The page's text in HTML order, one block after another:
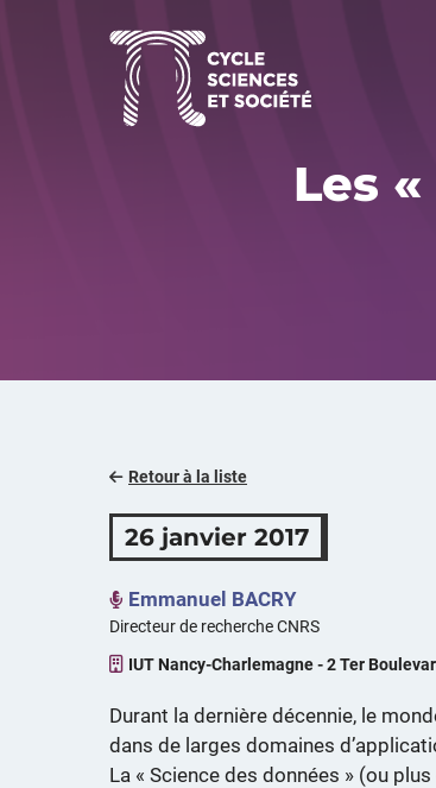
Les
Retour à la liste
26 janvier 2017
Emmanuel BACRY
Directeur de recherche CNRS
IUT Nancy-Charlemagne - 2 Ter
Durant la dernière décennie, le
dans de larges domaines
La « Science des données » (ou